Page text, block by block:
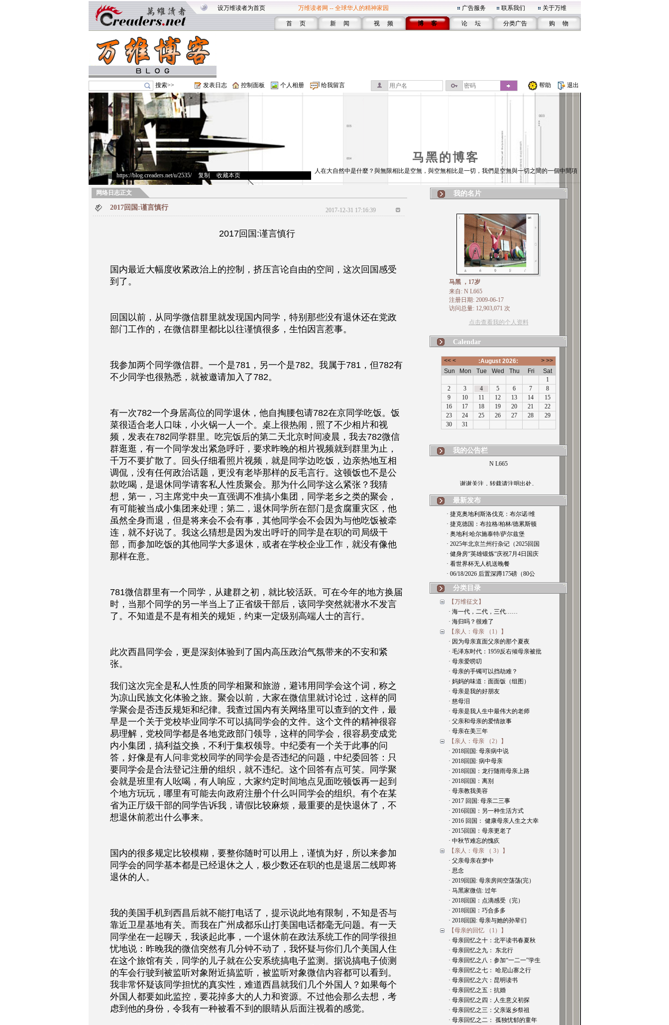
设万维读者为首页 万维读者网 -- 全球华人的精神家园 广告服务 联系我们 关于万维
首 页 新 闻 视 频 博 客 论 坛 分类广告 购 物
搜索>> 发表日志 控制面板 个人相册 给我留言 帮助 退出
马黑的博客
https://blog.creaders.net/u/2535/> 复制 收藏本页
人在大自然中是什麼？與無限相比是空無，與空無相比是一切，我們是空無與一切之間的一個中間項
网络日志正文
2017回国:谨言慎行 2017-12-31 17:16:39
2017回国:谨言慎行
国内最近大幅度收紧政治上的控制，挤压言论自由的空间，这次回国感受
到了。
回国以前，从同学微信群里就发现国内同学，特别那些没有退休还在党政
部门工作的，在微信群里都比以往谨慎很多，生怕因言惹事。
我参加两个同学微信群。一个是781，另一个是782。我属于781，但782有
不少同学也很熟悉，就被邀请加入了782。
有一次782一个身居高位的同学退休，他自掏腰包请782在京同学吃饭。饭
菜很适合老人口味，小火锅一人一个。桌上很热闹，照了不少相片和视
频，发表在782同学群里。吃完饭后的第二天北京时间凌晨，我去782微信
群逛逛，有一个同学发出紧急呼吁，要求昨晚的相片视频就到群里为止，
千万不要扩散了。回头仔细看照片视频，就是同学边吃饭，边亲热地互相
调侃，没有任何政治话题，更没有老毕那样的反毛言行。这顿饭也不是公
款吃喝，是退休同学请客私人性质聚会。那为什么同学这么紧张？我猜
想，第一，习主席党中央一直强调不准搞小集团，同学老乡之类的聚会，
有可能被当成小集团来处理；第二，退休同学所在部门是贪腐重灾区，他
虽然全身而退，但是将来会不会有事，其他同学会不会因为与他吃饭被牵
连，就不好说了。我这么猜想是因为发出呼吁的同学是在职的司局级干
部，而参加吃饭的其他同学大多退休，或者在学校企业工作，就没有像他
那样在意。
781微信群里有一个同学，从建群之初，就比较活跃。可在今年的地方换届
时，当那个同学的另一半当上了正省级干部后，该同学突然就潜水不发言
了。不知道是不是有相关的规矩，约束一定级别高端人士的言行。
此次西昌同学会，更是深刻体验到了国内高压政治气氛带来的不安和紧
张。
我们这次完全是私人性质的同学相聚和旅游，避讳用同学会这个词，称之
为凉山民族文化体验之旅。聚会以前，大家在微信里就讨论过，这样的同
学聚会是否违反规矩和纪律。我查过国内有关网络里可以查到的文件，最
早是一个关于党校毕业同学不可以搞同学会的文件。这个文件的精神很容
易理解，党校同学都是各地党政部门领导，这样的同学会，很容易变成党
内小集团，搞利益交换，不利于集权领导。中纪委有一个关于此事的问
答，好像是有人问非党校同学的同学会是否违纪的问题，中纪委回答：只
要同学会是合法登记注册的组织，就不违纪。这个回答有点可笑。同学聚
会就是班里有人吆喝，有人响应，大家约定时间地点见面吃顿饭再一起到
个地方玩玩，哪里有可能去向政府注册个什么叫同学会的组织。有个在某
省为正厅级干部的同学告诉我，请假比较麻烦，最重要的是快退休了，不
想退休前惹出什么事来。
国内的很多规定比较模糊，要整你随时可以用上，谨慎为好，所以来参加
同学会的同学基本都是已经退休之人，极少数还在职的也是退居二线即将
退休的人。
我的美国手机到西昌后就不能打电话了，提示说此地有限制，不知是否与
靠近卫星基地有关。而我在广州成都乐山打美国电话都毫无问题。有一天
同学坐在一起聊天，我谈起此事，一个退休前在政法系统工作的同学很担
忧地说：昨晚我的微信突然有几分钟不动了，我怀疑与你们几个美国人住
在这个旅馆有关，同学的儿子就在公安系统搞电子监测。据说搞电子侦测
的车会行驶到被监听对象附近搞监听，被监听对象微信内容都可以看到。
我非常怀疑该同学担忧的真实性，难道西昌就我们几个外国人？如果每个
外国人都要如此监控，要花掉多大的人力和资源。不过他会那么去想，考
虑到他的身份，令我有一种被看不到的眼睛从后面注视着的感觉。
我的名片
马黑 ，17岁
来自: N L665
注册日期: 2009-06-17
访问总量: 12,903,071 次
点击查看我的个人资料
Calendar
我的公告栏
N L665
最新发布
· 捷克奥地利斯洛伐克：布尔诺/维
· 捷克德国：布拉格/柏林/德累斯顿
· 奥地利:哈尔施泰特/萨尔兹堡
· 2025年北京兰州行杂记（2025回国
· 健身房“英雄锻炼“庆祝7月4日国庆
· 看世界杯无人机送晚餐
· 06/18/2026 后置深蹲175磅（80公
分类目录
【万维征文】
· 海一代，二代，三代……
· 海归吗？很难了
【亲人：母亲 （1）】
· 因为母亲直面父亲的那个夏夜
· 毛泽东时代：1959反右倾母亲被批
· 母亲爱唠叨
· 母亲的手镯可以挡劫难？
· 妈妈的味道：面面饭（组图）
· 母亲是我的好朋友
· 慈母泪
· 母亲是我人生中最伟大的老师
· 父亲和母亲的爱情故事
· 母亲在美三年
【亲人：母亲 （2）】
· 2018回国: 母亲病中说
· 2018回国: 病中母亲
· 2018回国：龙行随雨母亲上路
· 2018回国：离别
· 母亲教我美容
· 2017 回国: 母亲二三事
· 2016回国：另一种生活方式
· 2016 回国： 健康母亲人生之大幸
· 2015回国：母亲更老了
· 中秋节难忘的愧疚
【亲人：母亲 （ 3）】
· 父亲母亲在梦中
· 思念
· 2019回国: 母亲房间空荡荡(完）
· 马黑家微信: 过年
· 2018回国：点滴感受（完）
· 2018回国：巧合多多
· 2018回国: 母亲与她的孙辈们
【母亲的回忆 （1）】
· 母亲回忆之十：北平读书春夏秋
· 母亲回忆之九： 东北行
· 母亲回忆之八：参加“一二一”学生
· 母亲回忆之七： 哈尼山寨之行
· 母亲回忆之六：昆明读书
· 母亲回忆之五：抗婚
· 母亲回忆之四：人生意义初探
· 母亲回忆之三：父亲返乡祭祖
· 母亲回忆之二： 孤独忧郁的童年